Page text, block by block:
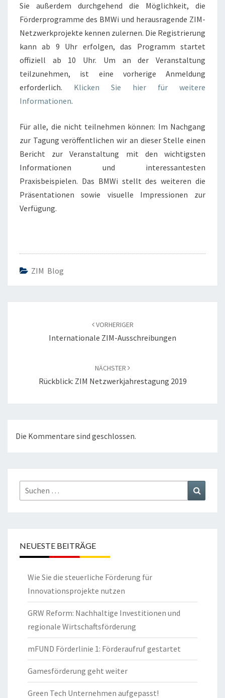
Sie außerdem durchgehend die Möglichkeit, die
Förderprogramme des BMWi und herausragende ZIM-
Netzwerkprojekte kennen zulernen. Die Registrierung
kann ab 9 Uhr erfolgen, das Programm startet
offiziell ab 10 Uhr. Um an der Veranstaltung
teilzunehmen, ist eine vorherige Anmeldung
erforderlich. Klicken Sie hier für weitere
Informationen.
Für alle, die nicht teilnehmen können: Im Nachgang
zur Tagung veröffentlichen wir an dieser Stelle einen
Bericht zur Veranstaltung mit den wichtigsten
Informationen und interessantesten
Praxisbeispielen. Das BMWi stellt des weiteren die
Präsentationen sowie visuelle Impressionen zur
Verfügung.
ZIM Blog
VORHERIGER
Internationale ZIM-Ausschreibungen
NÄCHSTER
Rückblick: ZIM Netzwerkjahrestagung 2019
Die Kommentare sind geschlossen.
Suchen
nach:
NEUESTE BEITRÄGE
Wie Sie die steuerliche Förderung für
Innovationsprojekte nutzen
GRW Reform: Nachhaltige Investitionen und
regionale Wirtschaftsförderung
mFUND Förderlinie 1: Förderaufruf gestartet
Gamesförderung geht weiter
Green Tech Unternehmen aufgepasst!